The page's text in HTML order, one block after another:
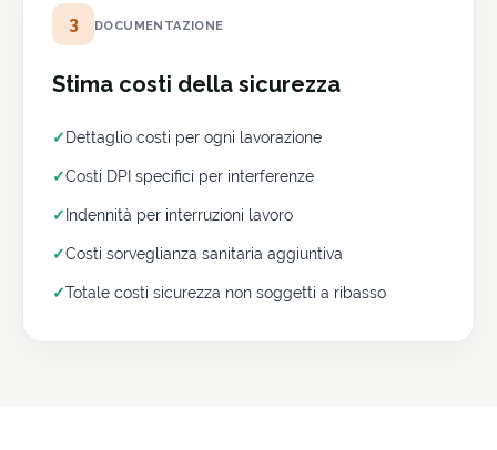
3 DOCUMENTAZIONE
Stima costi della sicurezza
✓ Dettaglio costi per ogni lavorazione
✓Costi DPI specifici per interferenze
✓ Indennità per interruzioni lavoro
✓Costi sorveglianza sanitaria aggiuntiva
✓Totale costi sicurezza non soggetti a ribasso